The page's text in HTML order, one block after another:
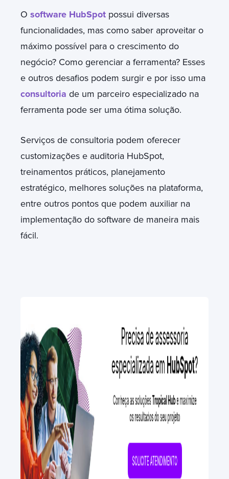
O software HubSpot possui diversas
funcionalidades, mas como saber aproveitar o
máximo possível para o crescimento do
negócio? Como gerenciar a ferramenta? Esses
e outros desafios podem surgir e por isso uma
consultoria de um parceiro especializado na
ferramenta pode ser uma ótima solução.
Serviços de consultoria podem oferecer
customizações e auditoria HubSpot,
treinamentos práticos, planejamento
estratégico, melhores soluções na plataforma,
entre outros pontos que podem auxiliar na
implementação do software de maneira mais
fácil.